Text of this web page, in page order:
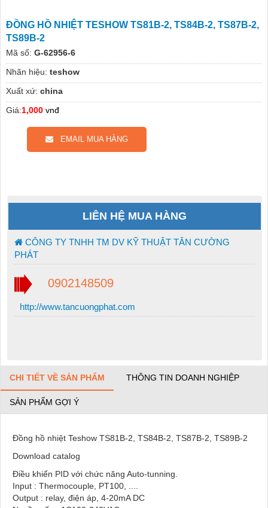
ĐỒNG HỒ NHIỆT TESHOW TS81B-2, TS84B-2, TS87B-2,
TS89B-2
Mã số: G-62956-6
Nhãn hiệu: teshow
Xuất xứ: china
Giá:1,000 vnđ
EMAIL MUA HÀNG
LIÊN HỆ MUA HÀNG
CÔNG TY TNHH TM DV KỸ THUẬT TÂN CƯỜNG
PHÁT
0902148509
http://www.tancuongphat.com
CHI TIẾT VỀ SẢN PHẨM THÔNG TIN DOANH NGHIỆP
SẢN PHẨM GỢI Ý
Đồng hồ nhiệt Teshow TS81B-2, TS84B-2, TS87B-2, TS89B-2
Download catalog
Điều khiển PID với chức năng Auto-tunning.
Input : Thermocouple, PT100, ....
Output : relay, điện áp, 4-20mA DC